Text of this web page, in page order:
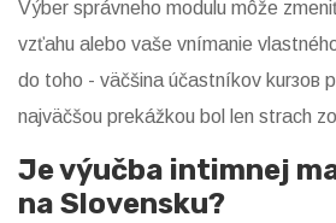
Výber správneho modulu môže
vzťahu alebo vaše vnímanie
do toho - väčšina účastníkov kurзов
najväčšou prekážkou bol len strach
Je výučba intimnej
na Slovensku?